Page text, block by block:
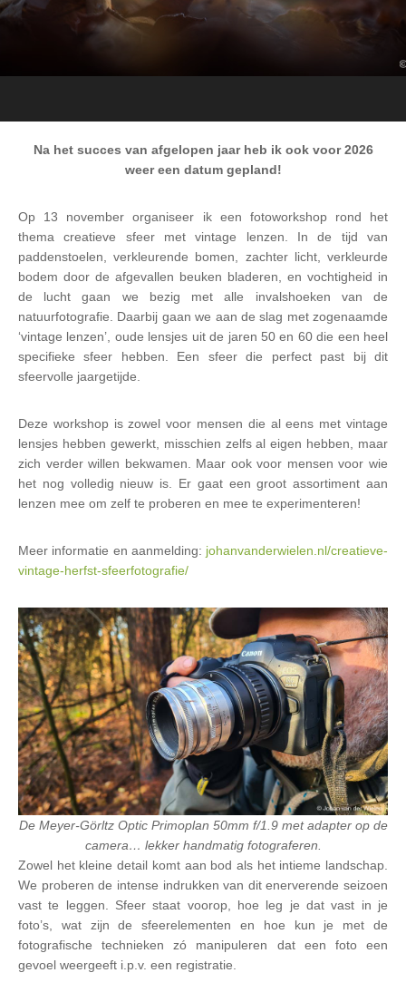
Na het succes van afgelopen jaar heb ik ook voor 2026
weer een datum gepland!
Op 13 november organiseer ik een fotoworkshop rond het
thema creatieve sfeer met vintage lenzen. In de tijd van
paddenstoelen, verkleurende bomen, zachter licht, verkleurde
bodem door de afgevallen beuken bladeren, en vochtigheid in
de lucht gaan we bezig met alle invalshoeken van de
natuurfotografie. Daarbij gaan we aan de slag met zogenaamde
‘vintage lenzen’, oude lensjes uit de jaren 50 en 60 die een heel
specifieke sfeer hebben. Een sfeer die perfect past bij dit
sfeervolle jaargetijde.
Deze workshop is zowel voor mensen die al eens met vintage
lensjes hebben gewerkt, misschien zelfs al eigen hebben, maar
zich verder willen bekwamen. Maar ook voor mensen voor wie
het nog volledig nieuw is. Er gaat een groot assortiment aan
lenzen mee om zelf te proberen en mee te experimenteren!
Meer informatie en aanmelding: johanvanderwielen.nl/creatieve-
vintage-herfst-sfeerfotografie/
De Meyer-Görltz Optic Primoplan 50mm f/1.9 met adapter op de
camera… lekker handmatig fotograferen.
Zowel het kleine detail komt aan bod als het intieme landschap.
We proberen de intense indrukken van dit enerverende seizoen
vast te leggen. Sfeer staat voorop, hoe leg je dat vast in je
foto’s, wat zijn de sfeerelementen en hoe kun je met de
fotografische technieken zó manipuleren dat een foto een
gevoel weergeeft i.p.v. een registratie.